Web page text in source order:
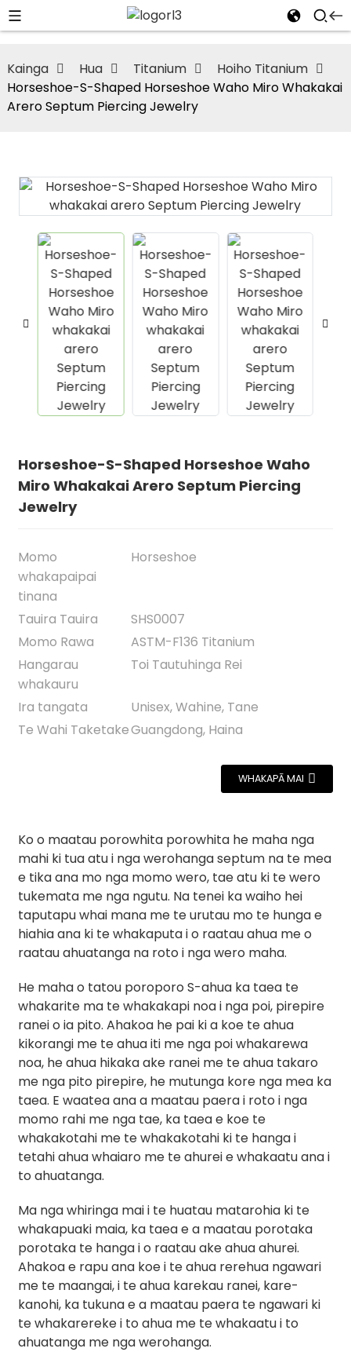
Kainga Hua Titanium
Hoiho Titanium
Horseshoe-S-Shaped Horseshoe Waho Miro Whakakai
Arero Septum Piercing Jewelry
Horseshoe-S-Shaped Horseshoe Waho
Miro Whakakai Arero Septum Piercing
Jewelry
Momo
whakapaipai
tinana
Horseshoe
Tauira Tauira
SHS0007
Momo Rawa
ASTM-F136 Titanium
Hangarau
whakauru
Toi Tautuhinga Rei
Ira tangata
Unisex, Wahine, Tane
Te Wahi TaketakeGuangdong, Haina
WHAKAPĀ MAI
Ko o maatau porowhita porowhita he maha nga
mahi ki tua atu i nga werohanga septum na te mea
e tika ana mo nga momo wero, tae atu ki te wero
tukemata me nga ngutu. Na tenei ka waiho hei
taputapu whai mana me te urutau mo te hunga e
hiahia ana ki te whakaputa i o raatau ahua me o
raatau ahuatanga na roto i nga wero maha.
He maha o tatou poroporo S-ahua ka taea te
whakarite ma te whakakapi noa i nga poi, pirepire
ranei o ia pito. Ahakoa he pai ki a koe te ahua
kikorangi me te ahua iti me nga poi whakarewa
noa, he ahua hikaka ake ranei me te ahua takaro
me nga pito pirepire, he mutunga kore nga mea ka
taea. E waatea ana a maatau paera i roto i nga
momo rahi me nga tae, ka taea e koe te
whakakotahi me te whakakotahi ki te hanga i
tetahi ahua whaiaro me te ahurei e whakaatu ana i
to ahuatanga.
Ma nga whiringa mai i te huatau matarohia ki te
whakapuaki maia, ka taea e a maatau porotaka
porotaka te hanga i o raatau ake ahua ahurei.
Ahakoa e rapu ana koe i te ahua rerehua ngawari
me te maangai, i te ahua karekau ranei, kare-
kanohi, ka tukuna e a maatau paera te ngawari ki
te whakarereke i to ahua me te whakaatu i to
ahuatanga me nga werohanga.